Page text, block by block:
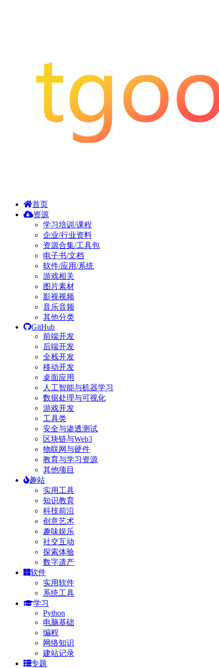
首页
资源
学习培训/课程
企业/行业资料
资源合集/工具包
电子书/文档
软件/应用/系统
游戏相关
图片素材
影视视频
音乐音频
其他分类
GitHub
前端开发
后端开发
全栈开发
移动开发
桌面应用
人工智能与机器学习
数据处理与可视化
游戏开发
工具类
安全与渗透测试
区块链与Web3
物联网与硬件
教育与学习资源
其他项目
趣站
实用工具
知识教育
科技前沿
创意艺术
趣味娱乐
社交互动
探索体验
数字遗产
软件
实用软件
系统工具
学习
Python
电脑基础
编程
网络知识
建站记录
专题